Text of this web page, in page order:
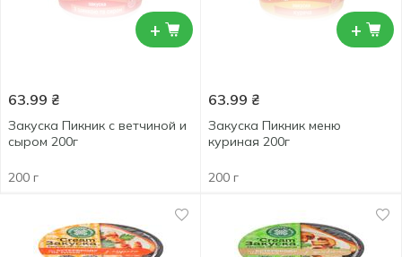
+
63.99 ₴
Закуска Пикник с ветчиной и
сыром 200г
200 г
+
63.99 ₴
Закуска Пикник меню
куриная 200г
200 г